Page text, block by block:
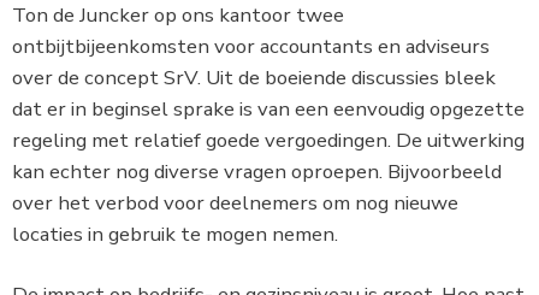
Ton de Juncker op ons kantoor twee
ontbijtbijeenkomsten voor accountants en adviseurs
over de concept SrV. Uit de boeiende discussies bleek
dat er in beginsel sprake is van een eenvoudig opgezette
regeling met relatief goede vergoedingen. De uitwerking
kan echter nog diverse vragen oproepen. Bijvoorbeeld
over het verbod voor deelnemers om nog nieuwe
locaties in gebruik te mogen nemen.